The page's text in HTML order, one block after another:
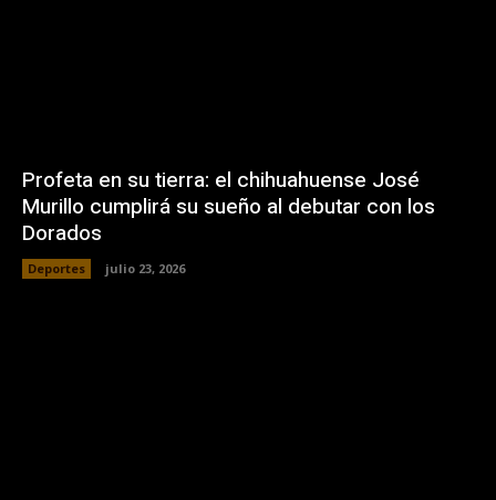
Profeta en su tierra: el chihuahuense José
Murillo cumplirá su sueño al debutar con los
Dorados
Deportes julio 23, 2026